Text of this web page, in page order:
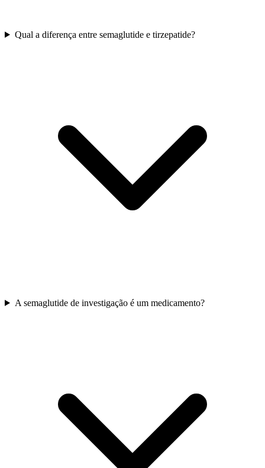
Qual a diferença entre semaglutide e tirzepatide?
A semaglutide de investigação é um medicamento?